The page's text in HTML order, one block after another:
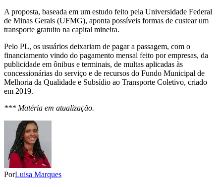
A proposta, baseada em um estudo feito pela Universidade Federal
de Minas Gerais (UFMG), aponta possíveis formas de custear um
transporte gratuito na capital mineira.
Pelo PL, os usuários deixariam de pagar a passagem, com o
financiamento vindo do pagamento mensal feito por empresas, da
publicidade em ônibus e terminais, de multas aplicadas às
concessionárias do serviço e de recursos do Fundo Municipal de
Melhoria da Qualidade e Subsídio ao Transporte Coletivo, criado
em 2019.
*** Matéria em atualização.
PorLuisa Marques